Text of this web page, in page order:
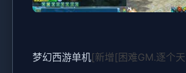
梦幻西游单机[新增[困难GM.逐个